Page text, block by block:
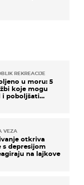
REKREACIJE
u moru: 5
koje mogu
i poboljšati
VEZA
otkriva
s depresijom
na lajkove